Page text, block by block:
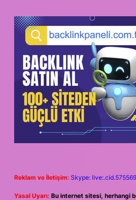
Reklam ve İletişim: Skype:
Yasal Uyarı: Bu internet sitesi, herhangi